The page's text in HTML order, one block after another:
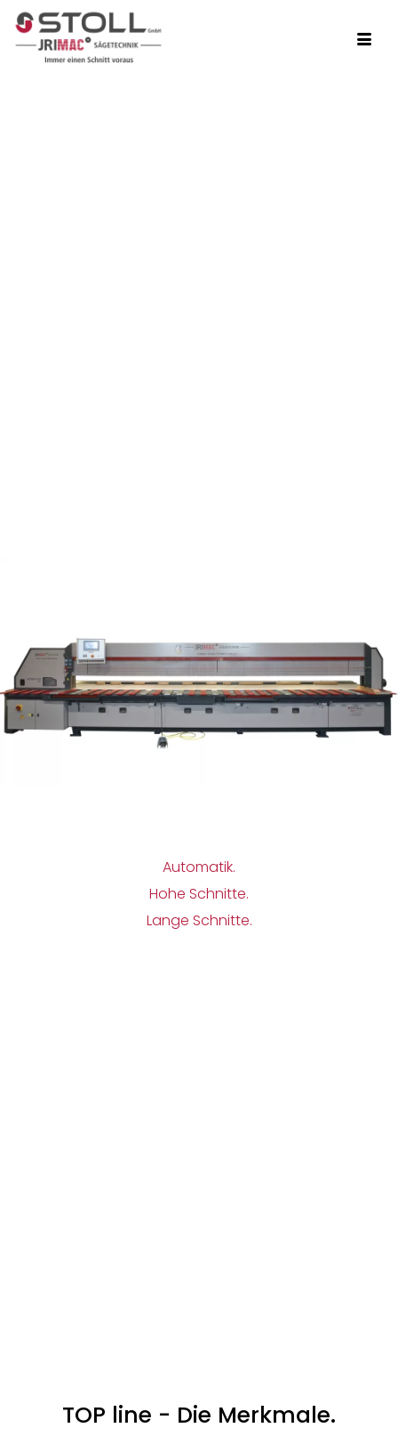
Automatik.
Hohe Schnitte.
Lange Schnitte.
TOP line - Die Merkmale.